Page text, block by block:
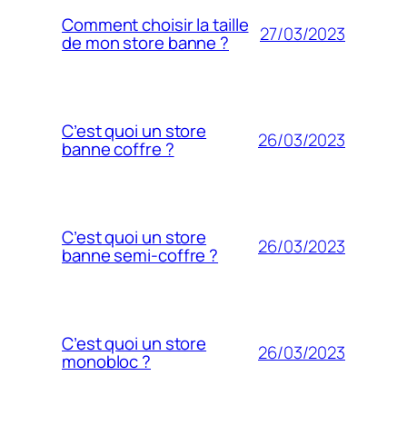
Comment choisir la taille
de mon store banne ? 27/03/2023
C’est quoi un store
banne coffre ? 26/03/2023
C’est quoi un store
banne semi-coffre ? 26/03/2023
C’est quoi un store
monobloc ? 26/03/2023